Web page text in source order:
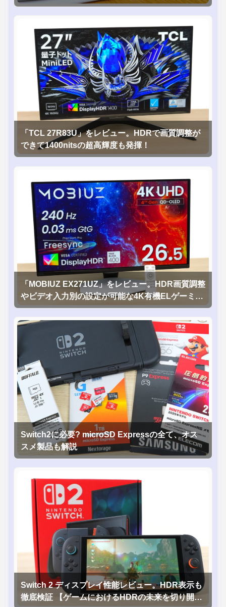
「TCL 27R83U」をレビュー。HDRで画質調整が
できて1400nitsの超高輝度も発揮！
「MOBIUZ EX271UZ」をレビュー。HDR画質調整
やビデオ入力別の設定が可能な4K有機ELゲーミン
グモニタを徹底検証
Switch2に必要? microSD Expressの全て、オス
スメ製品も解説
Switch 2 ディスプレイ性能レビュー。HDR表示も
徹底検証 【ゲームにおけるHDRの未来を切り開く